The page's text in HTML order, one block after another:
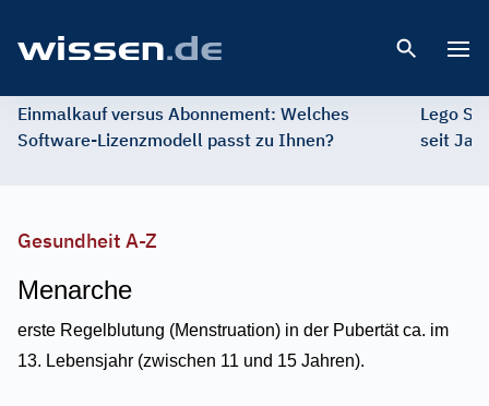
Einmalkauf versus Abonnement: Welches
Software-Lizenzmodell passt zu Ihnen?
Lego
seit
Gesundheit A-Z
Menarche
erste Regelblutung (Menstruation) in der Pubertät ca. im
13. Lebensjahr (zwischen 11 und 15 Jahren).